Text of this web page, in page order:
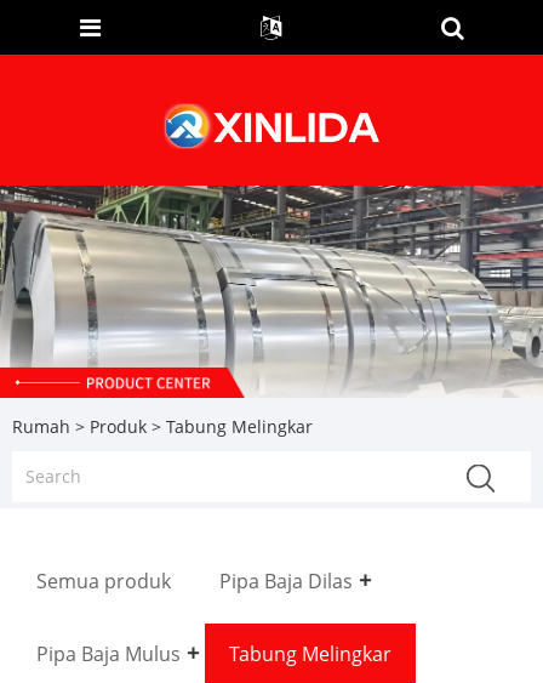
Rumah > Produk > Tabung Melingkar
Semua produk Pipa Baja Dilas
Pipa Baja Mulus Tabung Melingkar